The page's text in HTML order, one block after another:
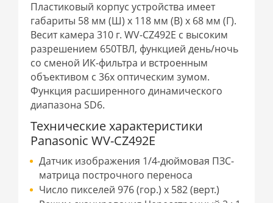
Пластиковый корпус устройства имеет
габариты 58 мм (Ш) x 118 мм (В) x 68 мм (Г).
Весит камера 310 г. WV-CZ492E с высоким
разрешением 650ТВЛ, функцией день/ночь
со сменой ИК-фильтра и встроенным
объективом с 36x оптическим зумом.
Функция расширенного динамического
диапазона SD6.
Технические характеристики
Panasonic WV-CZ492E
Датчик изображения 1/4-дюймовая ПЗС-
матрица построчного переноса
Число пикселей 976 (гор.) x 582 (верт.)